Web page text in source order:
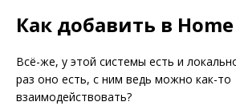
Как добавить в
Всё-же, у этой системы есть и
раз оно есть, с ним ведь можно как-то
взаимодействовать?